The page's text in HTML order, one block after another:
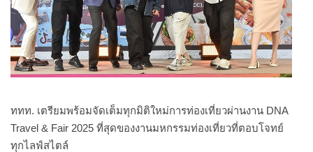
ททท. เตรียมพร้อมจัดเต็มทุกมิติใหม่การท่องเที่ยวผ่านงาน DNA
Travel & Fair 2025 ที่สุดของงานมหกรรมท่องเที่ยวที่ตอบโจทย์
ทุกไลฟ์สไตล์